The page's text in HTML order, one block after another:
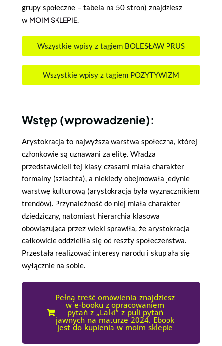
grupy społeczne – tabela na 50 stron) znajdziesz
w MOIM SKLEPIE.
Wszystkie wpisy z tagiem BOLESŁAW PRUS
Wszystkie wpisy z tagiem POZYTYWIZM
Wstęp (wprowadzenie):
Arystokracja to najwyższa warstwa społeczna, której
członkowie są uznawani za elitę. Władza
przedstawicieli tej klasy czasami miała charakter
formalny (szlachta), a niekiedy obejmowała jedynie
warstwę kulturową (arystokracja była wyznacznikiem
trendów). Przynależność do niej miała charakter
dziedziczny, natomiast hierarchia klasowa
obowiązująca przez wieki sprawiła, że arystokracja
całkowicie oddzieliła się od reszty społeczeństwa.
Przestała realizować interesy narodu i skupiała się
wyłącznie na sobie.
Pełną treść omówienia znajdziesz
w e-booku z opracowaniem
pytań z „Lalki” z puli pytań
jawnych na maturze 2024. Ebook
jest do kupienia w moim sklepie